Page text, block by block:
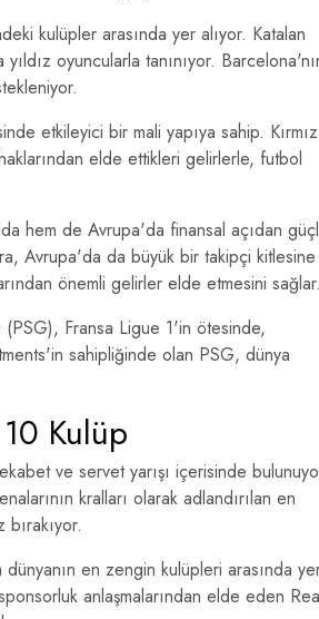
kulüpler arasında yer alıyor. Katalan
oyuncularla tanınıyor.
etkileyici bir mali yapıya sahip.
elde ettikleri gelirlerle, futbol
hem de Avrupa'da finansal açıdan
Avrupa'da da büyük bir takipçi kitlesine
önemli gelirler elde etmesini
(PSG), Fransa Ligue 1'in ötesinde,
sahipliğinde olan PSG, dünya
Kulüp
ve servet yarışı içerisinde
kralları olarak adlandırılan en
en zengin kulüpleri arasında
anlaşmalarından elde eden